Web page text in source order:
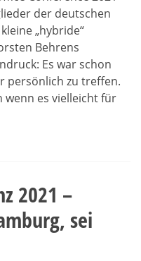
der deutschen
„hybride“
Behrens
Es war schon
persönlich zu treffen.
wenn es vielleicht für
2021 –
sei